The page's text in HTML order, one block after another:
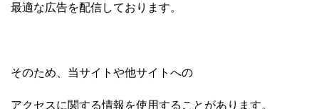
最適な広告を配信しております。
そのため、当サイトや他サイトへの
アクセスに関する情報を使用することがあります。